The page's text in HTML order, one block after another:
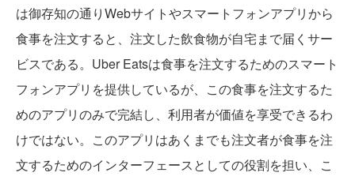
は御存知の通りWebサイトやスマートフォンアプリから
食事を注文すると、注文した飲食物が自宅まで届くサー
ビスである。Uber Eatsは食事を注文するためのスマート
フォンアプリを提供しているが、この食事を注文するた
めのアプリのみで完結し、利用者が価値を享受できるわ
けではない。このアプリはあくまでも注文者が食事を注
文するためのインターフェースとしての役割を担い、こ